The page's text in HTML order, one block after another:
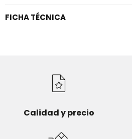
FICHA TÉCNICA
Calidad y precio